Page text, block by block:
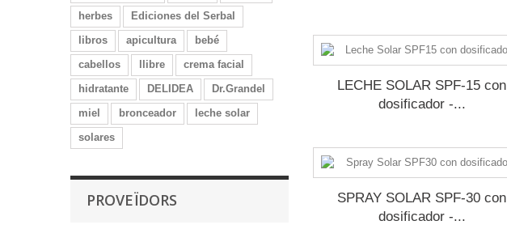
herbes
Ediciones del Serbal
libros
apicultura
bebé
cabellos
llibre
crema facial
hidratante
DELIDEA
Dr.Grandel
miel
bronceador
leche solar
solares
PROVEÏDORS
LECHE SOLAR SPF-15 con
dosificador -...
SPRAY SOLAR SPF-30 con
dosificador -...